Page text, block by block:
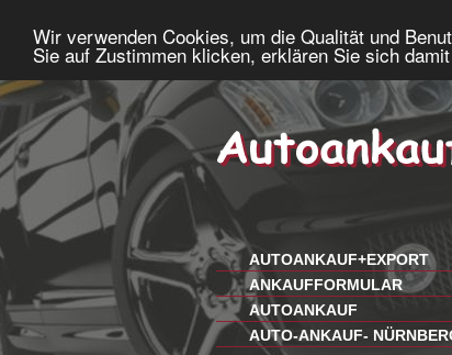
Wir verwenden Cookies, um die Qualität und
Sie auf Zustimmen klicken, erklären Sie sich
AUTOANKAUF+EXPORT
ANKAUFFORMULAR
AUTOANKAUF
AUTO-ANKAUF-